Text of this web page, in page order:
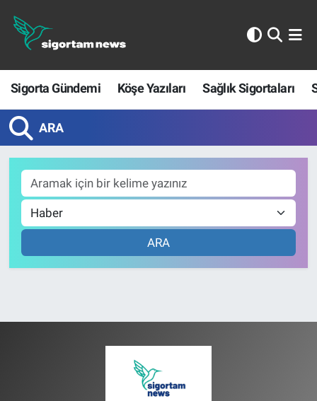
Sigorta Gündemi Köşe Yazıları Sağlık Sigortaları
ARA
ARA
Sigorta Gündemi
Köşe Yazıları
Sağlık Sigortaları
Sporun Sigortası
Ekonomi